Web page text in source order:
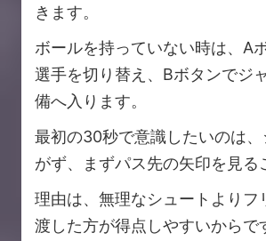
きます。
ボールを持っていない時は、A
選手を切り替え、Bボタンでジ
備へ入ります。
最初の30秒で意識したいのは、
がず、まずパス先の矢印を見る
理由は、無理なシュートよりフ
渡した方が得点しやすいからで